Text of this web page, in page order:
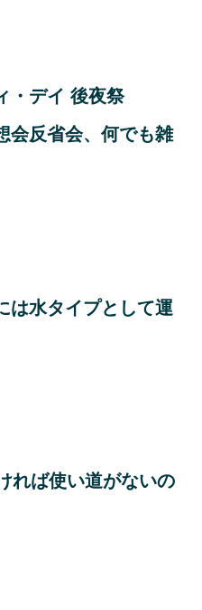
・デイ 後夜祭
会反省会、何でも雑
は水タイプとして運
れば使い道がないの